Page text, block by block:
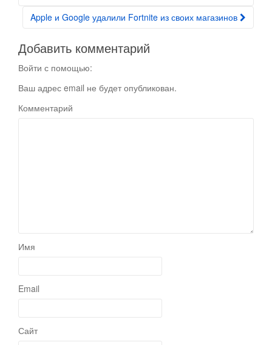
Apple и Google удалили Fortnite из своих магазинов
Добавить комментарий
Войти с помощью:
Ваш адрес email не будет опубликован.
Комментарий
Имя
Email
Сайт